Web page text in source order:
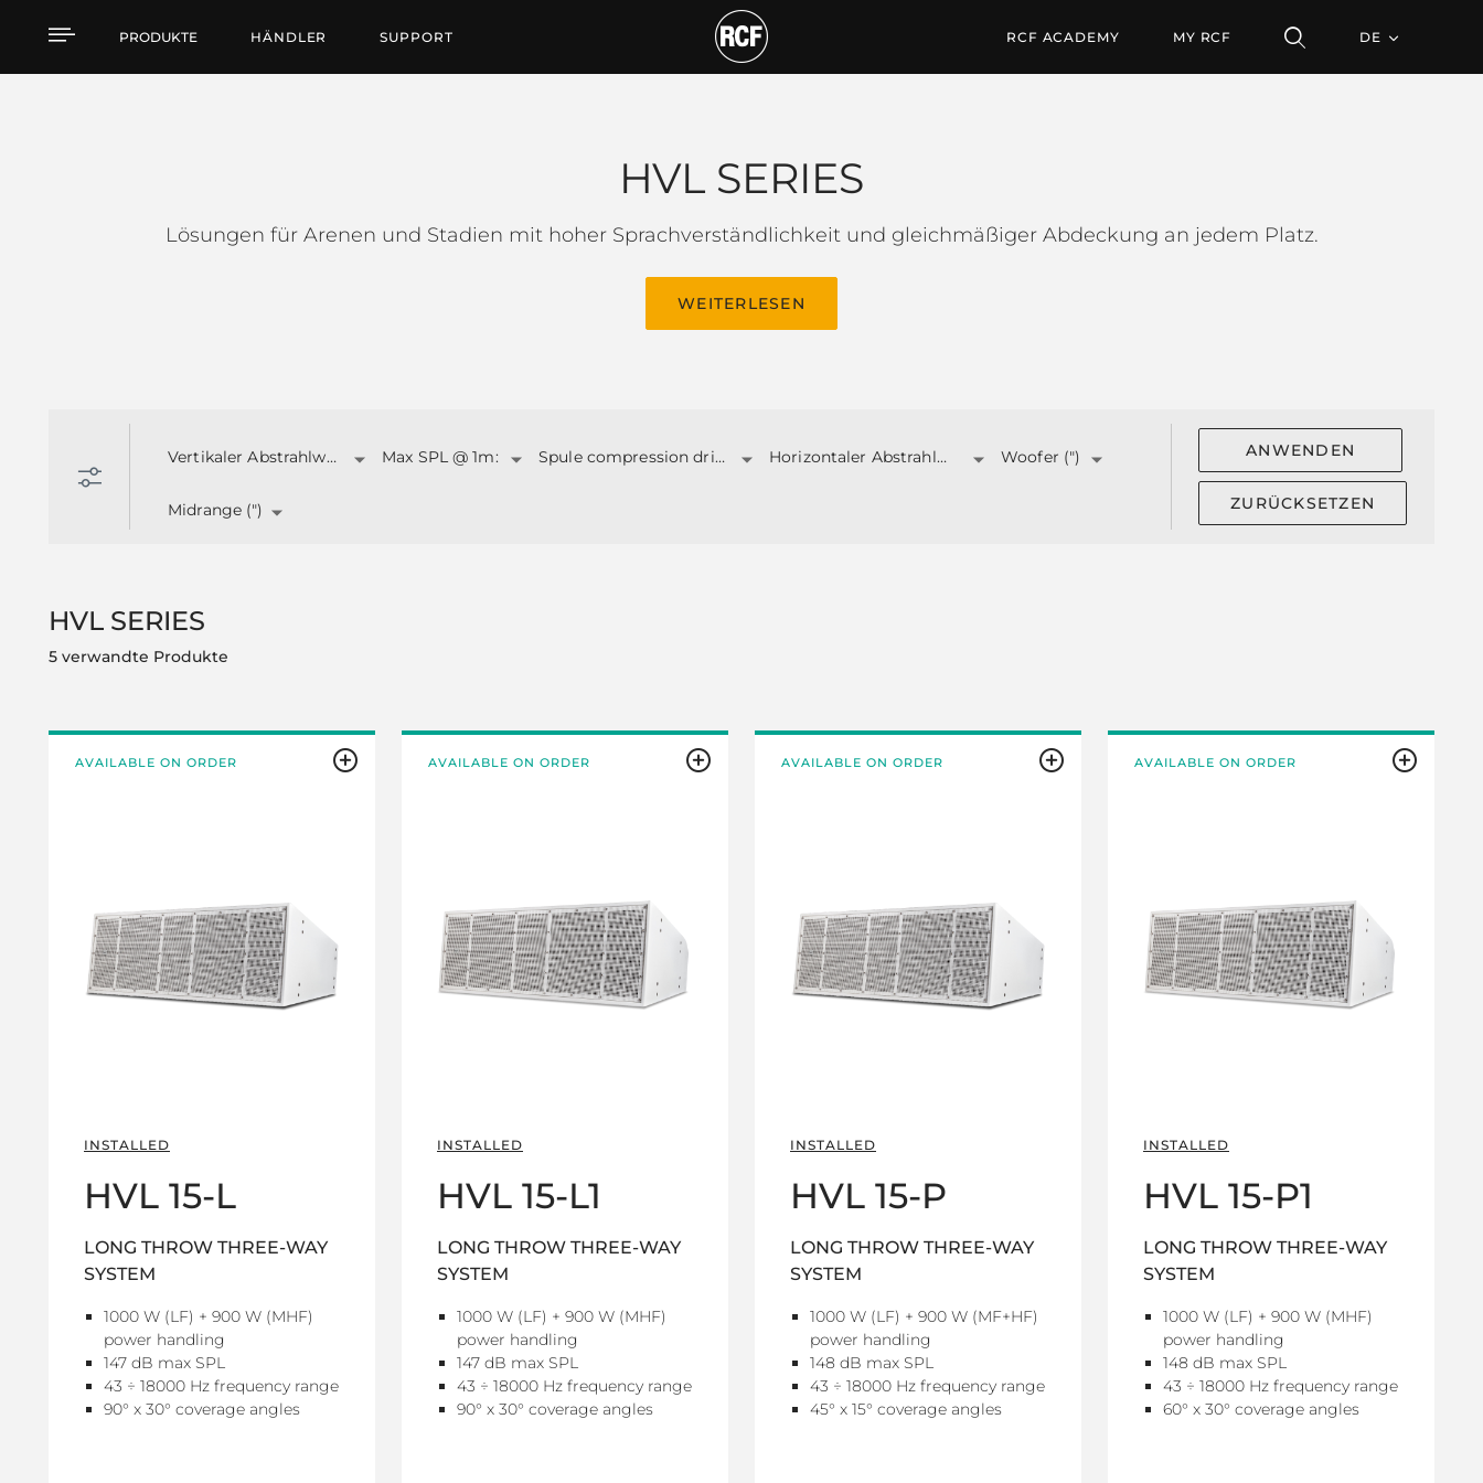
HVL SERIES
PRODUKTE HÄNDLER SUPPORT RCF ACADEMY MY RCF DE
HVL SERIES
Lösungen für Arenen und Stadien mit hoher Sprachverständlichkeit und gleichmäßiger Abdeckung an jedem Platz.
WEITERLESEN
Vertikaler Abstrahlwinkel: Max SPL @ 1m: Spule compression driver ('') Horizontaler Abstrahlwinkel: Woofer (")
Midrange (")
ANWENDEN
ZURÜCKSETZEN
HVL SERIES
5 verwandte Produkte
AVAILABLE ON ORDER
INSTALLED
HVL 15-L
LONG THROW THREE-WAY
SYSTEM
1000 W (LF) + 900 W (MHF)
power handling
147 dB max SPL
43 ÷ 18000 Hz frequency range
90° x 30° coverage angles
AVAILABLE ON ORDER
INSTALLED
HVL 15-L1
LONG THROW THREE-WAY
SYSTEM
1000 W (LF) + 900 W (MHF)
power handling
147 dB max SPL
43 ÷ 18000 Hz frequency range
90° x 30° coverage angles
AVAILABLE ON ORDER
INSTALLED
HVL 15-P
LONG THROW THREE-WAY
SYSTEM
1000 W (LF) + 900 W (MF+HF)
power handling
148 dB max SPL
43 ÷ 18000 Hz frequency range
45° x 15° coverage angles
AVAILABLE ON ORDER
INSTALLED
HVL 15-P1
LONG THROW THREE-WAY
SYSTEM
1000 W (LF) + 900 W (MHF)
power handling
148 dB max SPL
43 ÷ 18000 Hz frequency range
60° x 30° coverage angles